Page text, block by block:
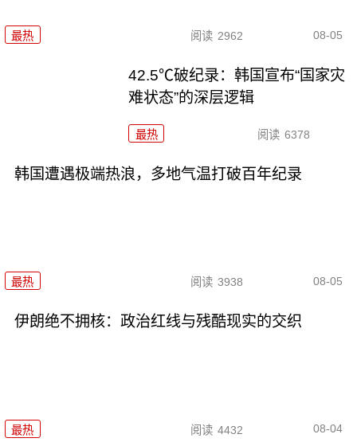
最热 阅读 2962 08-05
42.5℃破纪录：韩国宣布“国家灾
难状态”的深层逻辑
最热 阅读 6378
韩国遭遇极端热浪，多地气温打破百年纪录
最热 阅读 3938 08-05
伊朗绝不拥核：政治红线与残酷现实的交织
最热 阅读 4432 08-04